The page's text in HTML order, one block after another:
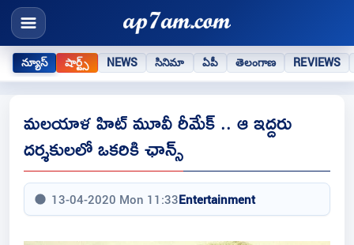
న్యూస్ షార్ట్స్ NEWS సినిమా ఏపీ తెలంగాణ REVIEWS
మలయాళ హిట్ మూవీ రీమేక్ .. ఆ ఇద్దరు
దర్శకులలో ఒకరికి ఛాన్స్
13-04-2020 Mon 11:33Entertainment